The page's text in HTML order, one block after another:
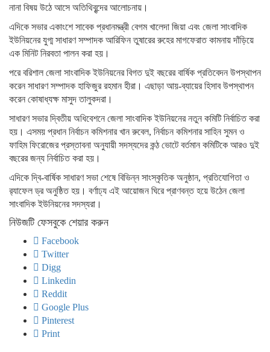
নানা বিষয় উঠে আসে অতিথিবৃন্দের আলোচনায়।
এদিকে সভার একাংশে সাবেক প্রধানমন্ত্রী বেগম খালেদা জিয়া এবং জেলা সাংবাদিক
ইউনিয়নের যুগ্ম সাধারণ সম্পাদক আরিফিন তুষারের রুহের মাগফেরাত কামনায় দাঁড়িয়ে
এক মিনিট নিরবতা পালন করা হয়।
পরে বরিশাল জেলা সাংবাদিক ইউনিয়নের বিগত দুই বছরের বার্ষিক প্রতিবেদন উপস্থাপন
করেন সাধারণ সম্পাদক হাফিজুর রহমান হীরা। এছাড়া আয়-ব্যায়ের হিসাব উপস্থাপন
করেন কোষাধ্যক্ষ মাসুদ তালুকদরা।
সাধারণ সভার দ্বিতীয় অধিবেশনে জেলা সাংবাদিক ইউনিয়নের নতুন কমিটি নির্বাচিত করা
হয়। এসময় প্রধান নির্বাচন কমিশনার খান রুবেল, নির্বাচন কমিশনার সাহিন সুমন ও
ফাহিম ফিরোজের প্রস্তাবনা অনুযায়ী সদস্যদের কন্ঠ ভোটে বর্তমান কমিটিকে আরও দুই
বছরের জন্য নির্বাচিত করা হয়।
এদিকে দ্বি-বার্ষিক সাধারণ সভা শেষে বিভিন্ন সাংস্কৃতিক অনুষ্ঠান, প্রতিযোগিতা ও
র‌্যাফেল ড্র অনুষ্ঠিত হয়। বর্ণাঢ্য এই আয়োজন ঘিরে প্রাণবন্ত হয়ে উঠেন জেলা
সাংবাদিক ইউনিয়নের সদস্যরা।
নিউজটি ফেসবুকে শেয়ার করুন
Facebook
Twitter
Digg
Linkedin
Reddit
Google Plus
Pinterest
Print